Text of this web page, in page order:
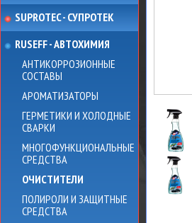
SUPROTEC - СУПРОТЕК
RUSEFF - АВТОХИМИЯ
АНТИКОРРОЗИОННЫЕ
СОСТАВЫ
АРОМАТИЗАТОРЫ
ГЕРМЕТИКИ И ХОЛОДНЫЕ
СВАРКИ
МНОГОФУНКЦИОНАЛЬНЫЕ
СРЕДСТВА
ОЧИСТИТЕЛИ
ПОЛИРОЛИ И ЗАЩИТНЫЕ
СРЕДСТВА